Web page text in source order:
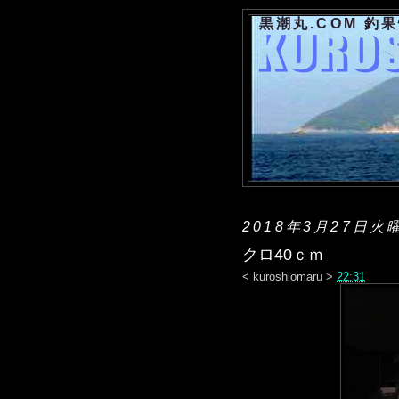
黒潮丸.COM 釣
2018年3月27日火
クロ40ｃｍ
< kuroshiomaru > 22:31